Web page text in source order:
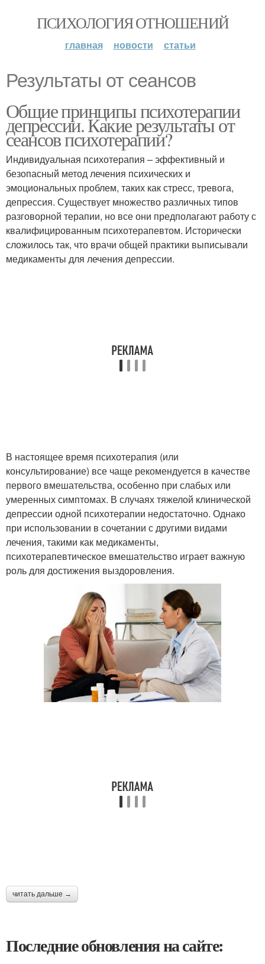
ПСИХОЛОГИЯ ОТНОШЕНИЙ
главная новости статьи
Результаты от сеансов
Общие принципы психотерапии
депрессии. Какие результаты от
сеансов психотерапии?
Индивидуальная психотерапия – эффективный и
безопасный метод лечения психических и
эмоциональных проблем, таких как стресс, тревога,
депрессия. Существует множество различных типов
разговорной терапии, но все они предполагают работу с
квалифицированным психотерапевтом. Исторически
сложилось так, что врачи общей практики выписывали
медикаменты для лечения депрессии.
В настоящее время психотерапия (или
консультирование) все чаще рекомендуется в качестве
первого вмешательства, особенно при слабых или
умеренных симптомах. В случаях тяжелой клинической
депрессии одной психотерапии недостаточно. Однако
при использовании в сочетании с другими видами
лечения, такими как медикаменты,
психотерапевтическое вмешательство играет важную
роль для достижения выздоровления.
читать дальше →
Последние обновления на сайте: